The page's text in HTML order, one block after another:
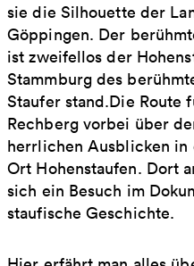
sie die Silhouette der
Göppingen. Der
ist zweifellos der
Stammburg des
Staufer stand.Die Route
Rechberg vorbei über
herrlichen Ausblicken in
Ort Hohenstaufen. Dort
sich ein Besuch im
staufische Geschichte.